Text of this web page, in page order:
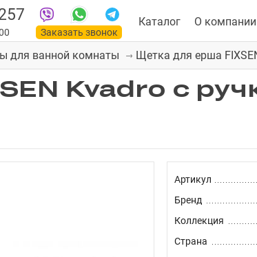
Заказать звонок
Каталог О компании
для ванной комнаты Щетка для ерша
Kvadro с
Артикул
Бренд
Коллекция
Страна